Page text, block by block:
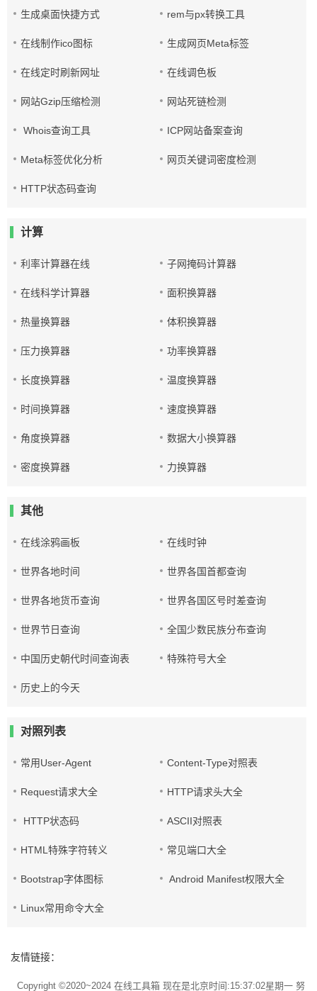
生成桌面快捷方式 rem与px转换工具
在线制作ico图标 生成网页Meta标签
在线定时刷新网址 在线调色板
网站Gzip压缩检测 网站死链检测
Whois查询工具 ICP网站备案查询
Meta标签优化分析 网页关键词密度检测
HTTP状态码查询
计算
利率计算器在线 子网掩码计算器
在线科学计算器 面积换算器
热量换算器 体积换算器
压力换算器 功率换算器
长度换算器 温度换算器
时间换算器 速度换算器
角度换算器 数据大小换算器
密度换算器 力换算器
其他
在线涂鸦画板 在线时钟
世界各地时间 世界各国首都查询
世界各地货币查询 世界各国区号时差查询
世界节日查询 全国少数民族分布查询
中国历史朝代时间查询表 特殊符号大全
历史上的今天
对照列表
常用User-Agent Content-Type对照表
Request请求大全 HTTP请求头大全
HTTP状态码 ASCII对照表
HTML特殊字符转义 常见端口大全
Bootstrap字体图标 Android Manifest权限大全
Linux常用命令大全
友情链接：
Copyright ©2020~2024 在线工具箱现在是北京时间:15:37:02星期一 努